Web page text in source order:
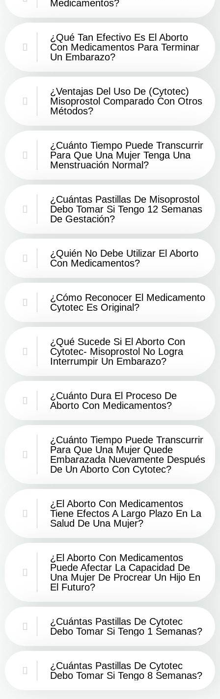
Medicamentos?
¿Qué Tan Efectivo Es El Aborto
Con Medicamentos Para Terminar
Un Embarazo?
¿Ventajas Del Uso De (Cytotec)
Misoprostol Comparado Con Otros
Métodos?
¿Cuánto Tiempo Puede Transcurrir
Para Que Una Mujer Tenga Una
Menstruación Normal?
¿Cuántas Pastillas De Misoprostol
Debo Tomar Si Tengo 12 Semanas
De Gestación?
¿Quién No Debe Utilizar El Aborto
Con Medicamentos?
¿Cómo Reconocer El Medicamento
Cytotec Es Original?
¿Qué Sucede Si El Aborto Con
Cytotec- Misoprostol No Logra
Interrumpir Un Embarazo?
¿Cuánto Dura El Proceso De
Aborto Con Medicamentos?
¿Cuánto Tiempo Puede Transcurrir
Para Que Una Mujer Quede
Embarazada Nuevamente Después
De Un Aborto Con Cytotec?
¿El Aborto Con Medicamentos
Tiene Efectos A Largo Plazo En La
Salud De Una Mujer?
¿El Aborto Con Medicamentos
Puede Afectar La Capacidad De
Una Mujer De Procrear Un Hijo En
El Futuro?
¿Cuántas Pastillas De Cytotec
Debo Tomar Si Tengo 1 Semanas?
¿Cuántas Pastillas De Cytotec
Debo Tomar Si Tengo 8 Semanas?